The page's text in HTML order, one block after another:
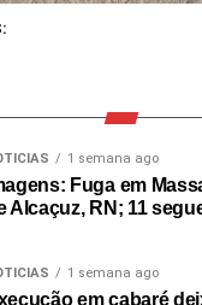
1 semana ago
Fuga em
Alcaçuz, RN; 11
1 semana ago
em cabaré